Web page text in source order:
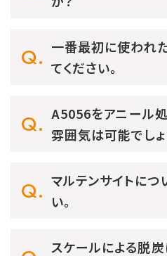
一番最初に使われ
てください。
A5056をアニール
雰囲気は可能でしょ
マルテンサイトにつ
い。
スケールによる脱炭